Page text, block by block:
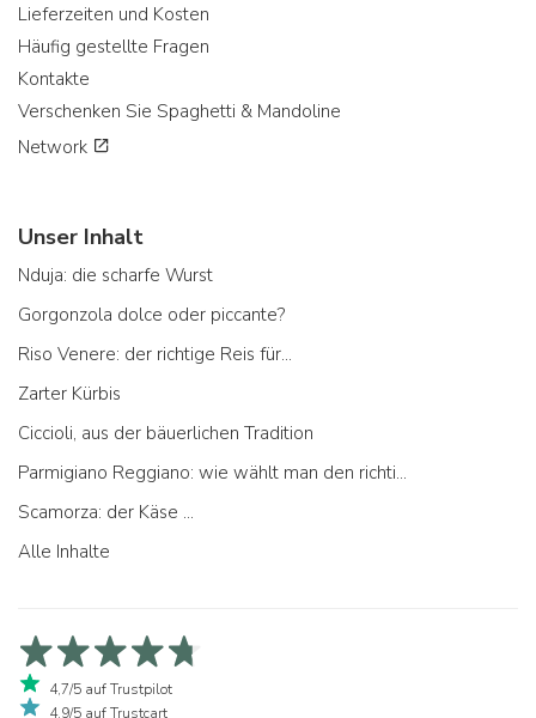
Lieferzeiten und Kosten
Häufig gestellte Fragen
Kontakte
Verschenken Sie Spaghetti & Mandoline
Network
Unser Inhalt
Nduja: die scharfe Wurst
Gorgonzola dolce oder piccante?
Riso Venere: der richtige Reis für...
Zarter Kürbis
Ciccioli, aus der bäuerlichen Tradition
Parmigiano Reggiano: wie wählt man den richtigen aus
Scamorza: der Käse ...
Alle Inhalte
4,7/5 auf Trustpilot
4,9/5 auf Trustcart